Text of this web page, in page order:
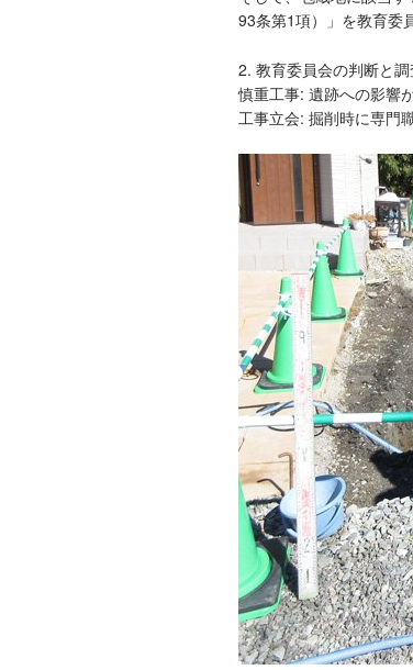
93条第1項）」を教育委
2. 教育委員会の判断と調
慎重工事: 遺跡への影響
工事立会: 掘削時に専門